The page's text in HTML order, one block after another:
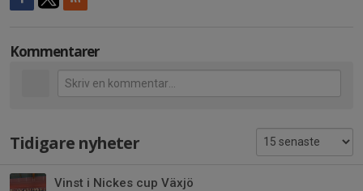
Kommentarer
Tidigare nyheter
Vinst i Nickes cup Växjö